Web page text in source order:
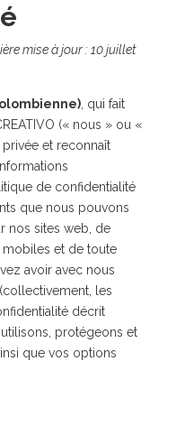
mise à jour : 10 juillet
, qui fait
(« nous » ou «
et reconnaît
de confidentialité
que nous pouvons
nos sites web, de
mobiles et de toute
avoir avec nous
les
décrit
protégeons et
que vos options